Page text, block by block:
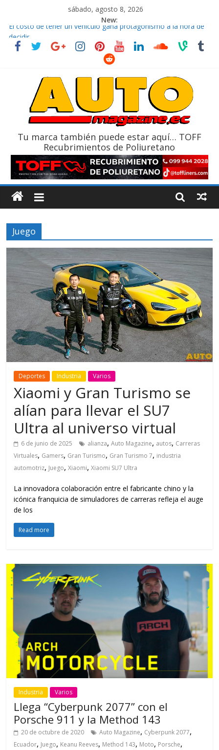
sábado, agosto 8, 2026
New:
El costo de tener un vehículo gana protagonismo a la hora de
decidir
Ultima película ‘Spider‑Man: Brand New Day’ pone en escena a
La Vuelta al Ecuador 2026, edición 47ª, recorre 7 provincias en 8
La FEDAK recibe 12 Sinotruk Bolden para cubrir las rutas de La
Tu marca también puede estar aquí… TOFF
Recubrimientos de Poliuretano
Juego
Deportes Industria Varios
Xiaomi y Gran Turismo se
alían para llevar el SU7
Ultra al universo virtual
6 de junio de 2025 alianza,Auto Magazine, autos, Carreras
Virtuales, Gamers, Gran Turismo, Gran Turismo 7, industria
automotriz, Juego,Xiaomi,Xiaomi SU7 Ultra
La innovadora colaboración entre el fabricante chino y la
icónica franquicia de simuladores de carreras refleja el auge
de los
Read more
Industria Varios
Llega “Cyberpunk 2077” con el
Porsche 911 y la Method 143
20 de octubre de 2020 Auto Magazine, Cyberpunk 2077,
Ecuador, Juego, Keanu Reeves, Method 143, Moto, Porsche,